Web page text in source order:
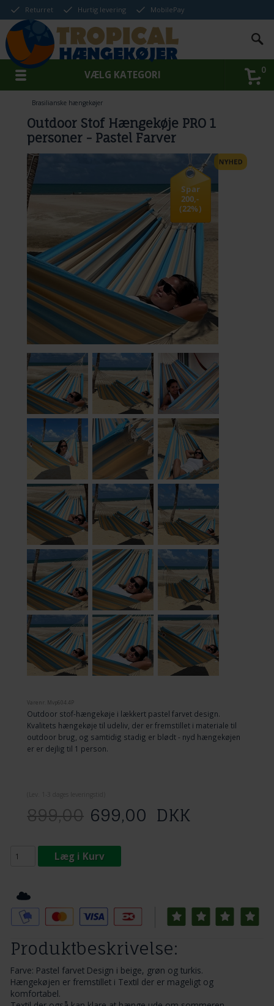
Returret Hurtig levering MobilePay
0
VÆLG KATEGORI
Brasilianske hængekøjer
Outdoor Stof Hængekøje PRO 1
personer - Pastel Farver
Spar
200,-
(22%)
Varenr. Mvp604.4P
Outdoor stof-hængekøje i lækkert pastel farvet design.
Kvalitets hængekøje til udeliv, der er fremstillet i materiale til
outdoor brug, og samtidig stadig er blødt - nyd hængekøjen
er er dejlig til 1 person.
899,00 699,00 DKK
Læg i Kurv
Produktbeskrivelse:
Farve: Pastel farvet Design i beige, grøn og turkis.
Hængekøjen er fremstillet i Textil der er mageligt og
komfortabel.